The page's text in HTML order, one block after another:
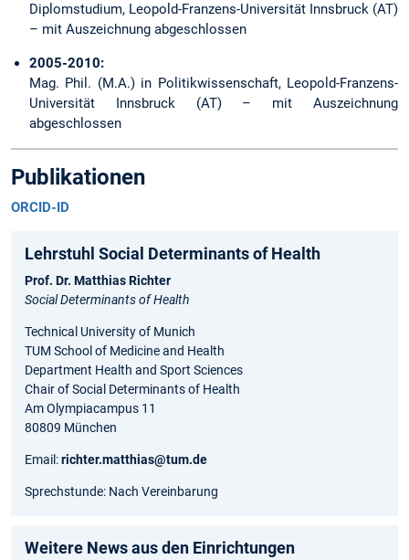
Diplomstudium, Leopold-Franzens-Universität Innsbruck (AT)
– mit Auszeichnung abgeschlossen
2005-2010:
Mag. Phil. (M.A.) in Politikwissenschaft, Leopold-Franzens-
Universität Innsbruck (AT) – mit Auszeichnung
abgeschlossen
Publikationen
ORCID-ID
Lehrstuhl Social Determinants of Health
Prof. Dr. Matthias Richter
Social Determinants of Health
Technical University of Munich
TUM School of Medicine and Health
Department Health and Sport Sciences
Chair of Social Determinants of Health
Am Olympiacampus 11
80809 München
Email:richter.matthias@tum.de
Sprechstunde: Nach Vereinbarung
Weitere News aus den Einrichtungen